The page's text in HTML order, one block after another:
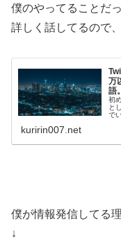
僕のやってることだ
詳しく話してるので
万
語
初
と
で
kuririn007.net
僕が情報発信してる
↓